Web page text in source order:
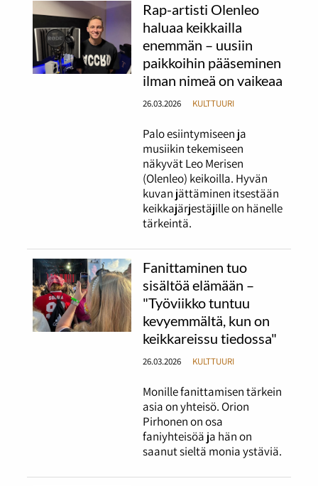
Rap-artisti Olenleo
haluaa keikkailla
enemmän – uusiin
paikkoihin pääseminen
ilman nimeä on vaikeaa
26.03.2026 KULTTUURI
Palo esiintymiseen ja
musiikin tekemiseen
näkyvät Leo Merisen
(Olenleo) keikoilla. Hyvän
kuvan jättäminen itsestään
keikkajärjestäjille on hänelle
tärkeintä.
Fanittaminen tuo
sisältöä elämään –
"Työviikko tuntuu
kevyemmältä, kun on
keikkareissu tiedossa"
26.03.2026 KULTTUURI
Monille fanittamisen tärkein
asia on yhteisö. Orion
Pirhonen on osa
faniyhteisöä ja hän on
saanut sieltä monia ystäviä.